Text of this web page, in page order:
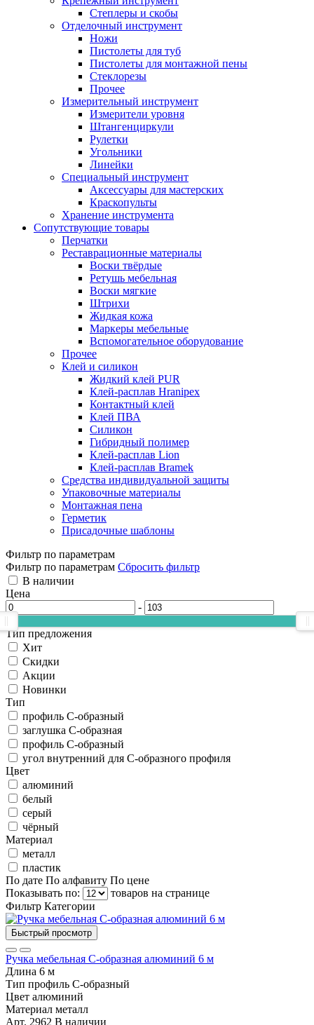
Степлеры и скобы
Отделочный инструмент
Ножи
Пистолеты для туб
Пистолеты для монтажной пены
Стеклорезы
Прочее
Измерительный инструмент
Измерители уровня
Штангенциркули
Рулетки
Угольники
Линейки
Специальный инструмент
Аксессуары для мастерских
Краскопульты
Хранение инструмента
Сопутствующие товары
Перчатки
Реставрационные материалы
Воски твёрдые
Ретушь мебельная
Воски мягкие
Штрихи
Жидкая кожа
Маркеры мебельные
Вспомогательное оборудование
Прочее
Клей и силикон
Жидкий клей PUR
Клей-расплав Hranipex
Контактный клей
Клей ПВА
Силикон
Гибридный полимер
Клей-расплав Lion
Клей-расплав Bramek
Средства индивидуальной защиты
Упаковочные материалы
Монтажная пена
Герметик
Присадочные шаблоны
Фильтр по параметрам
Фильтр по параметрам Сбросить фильтр
В наличии
Цена
-
Тип предложения
Хит
Скидки
Акции
Новинки
Тип
профиль С-образный
заглушка С-образная
профиль С-образный
угол внутренний для С-образного профиля
Цвет
алюминий
белый
серый
чёрный
Материал
металл
пластик
По дате По алфавиту По цене
Показывать по:
товаров на странице
Фильтр Категории
Быстрый просмотр
Ручка мебельная C-образная алюминий 6 м
Длина 6 м
Тип профиль С-образный
Цвет алюминий
Материал металл
Арт. 2962 В наличии